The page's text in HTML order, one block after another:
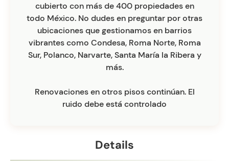
Details
cubierto con más de 400 propiedades en
todo México. No dudes en preguntar por otras
ubicaciones que gestionamos en barrios
vibrantes como Condesa, Roma Norte, Roma
Sur, Polanco, Narvarte, Santa María la Ribera y
más.
Renovaciones en otros pisos continúan. El
ruido debe está controlado